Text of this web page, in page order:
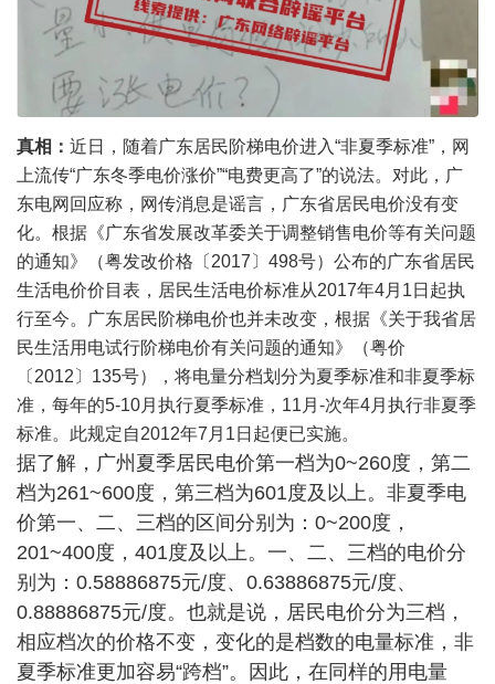
真相： 近日，随着广东居民阶梯电价进入“非夏季标准”，网
上流传“广东冬季电价涨价”“电费更高了”的说法。对此，广
东电网回应称，网传消息是谣言，广东省居民电价没有变
化。根据《广东省发展改革委关于调整销售电价等有关问题
的通知》（粤发改价格〔2017〕498号）公布的广东省居民
生活电价价目表，居民生活电价标准从2017年4月1日起执
行至今。广东居民阶梯电价也并未改变，根据《关于我省居
民生活用电试行阶梯电价有关问题的通知》（粤价
〔2012〕135号），将电量分档划分为夏季标准和非夏季标
准，每年的5-10月执行夏季标准，11月-次年4月执行非夏季
标准。此规定自2012年7月1日起便已实施。
据了解，广州夏季居民电价第一档为0~260度，第二
档为261~600度，第三档为601度及以上。非夏季电
价第一、二、三档的区间分别为：0~200度，
201~400度，401度及以上。一、二、三档的电价分
别为：0.58886875元/度、0.63886875元/度、
0.88886875元/度。也就是说，居民电价分为三档，
相应档次的价格不变，变化的是档数的电量标准，非
夏季标准更加容易“跨档”。因此，在同样的用电量